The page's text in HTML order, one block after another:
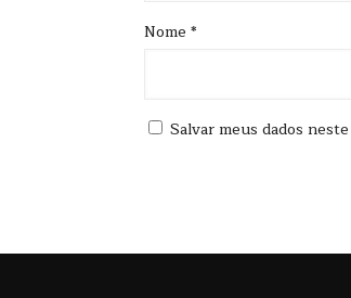
Nome *
Salvar meus dados